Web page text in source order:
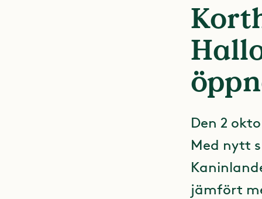
Den 2
Med nytt
jämfört